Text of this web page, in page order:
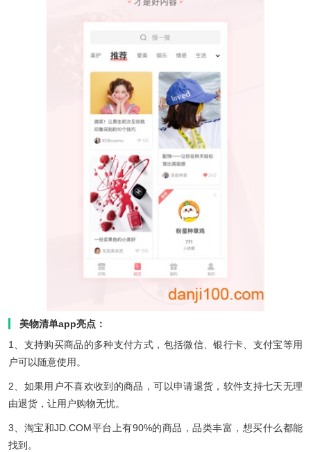
美物清单app亮点：
1、支持购买商品的多种支付方式，包括微信、银行卡、支付宝等用
户可以随意使用。
2、如果用户不喜欢收到的商品，可以申请退货，软件支持七天无理
由退货，让用户购物无忧。
3、淘宝和JD.COM平台上有90%的商品，品类丰富，想买什么都能
找到。